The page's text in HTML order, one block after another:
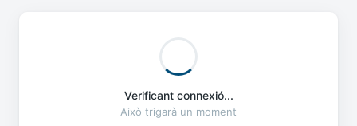
Verificant connexió...
Això trigarà un moment